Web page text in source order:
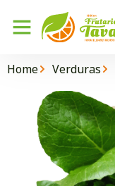
Home Verduras